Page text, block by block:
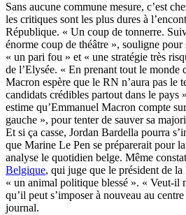
Sans aucune commune mesure, c’est
les critiques sont les plus dures à
République. « Un coup de tonnerre.
énorme coup de théâtre », souligne pour
« un pari fou » et « une stratégie très
de l’Elysée. « En prenant tout le monde
Macron espère que le RN n’aura pas le
candidats crédibles partout dans le
estime qu’Emmanuel Macron compte
gauche », pour tenter de sauver sa
Et si ça casse, Jordan Bardella pourra
que Marine Le Pen se préparerait pour
analyse le quotidien belge. Même
Belgique, qui juge que le président de
« un animal politique blessé ». « Veut-il
qu’il peut s’imposer à nouveau au
journal.